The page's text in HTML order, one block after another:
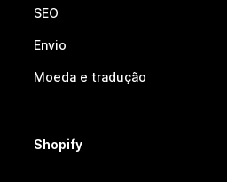
SEO
Envio
Moeda e tradução
Shopify